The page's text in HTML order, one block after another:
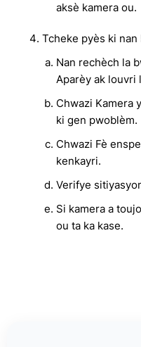
aksè kamera ou.
Tcheke pyès ki
Nan rechèch la
Aparèy ak louvri
Chwazi Kamera
ki gen pwoblèm.
Chwazi Fè
kenkayri.
Verifye
Si kamera a
ou ta ka kase.